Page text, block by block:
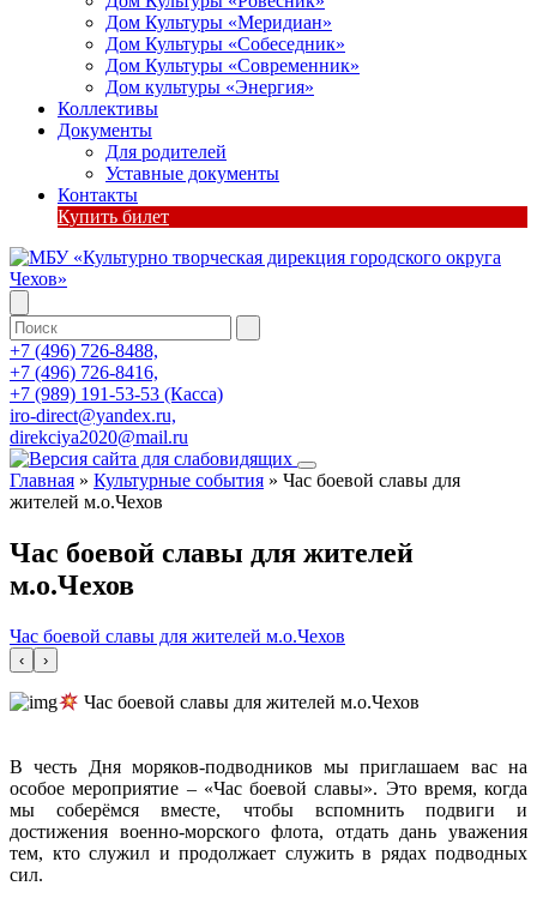
Дом Культуры «Меридиан»
Дом Культуры «Собеседник»
Дом Культуры «Современник»
Дом культуры «Энергия»
Коллективы
Документы
Для родителей
Уставные документы
Контакты
Купить билет
+7 (496) 726-8488,
+7 (496) 726-8416,
+7 (989) 191-53-53 (Касса)
iro-direct@yandex.ru,
direkciya2020@mail.ru
Главная » Культурные события » Час боевой славы для
жителей м.о.Чехов
Час боевой славы для жителей
м.о.Чехов
Час боевой славы для жителей м.о.Чехов
‹ ›
Час боевой славы для жителей м.о.Чехов
В честь Дня моряков-подводников мы приглашаем вас на
особое мероприятие – «Час боевой славы». Это время, когда
мы соберёмся вместе, чтобы вспомнить подвиги и
достижения военно-морского флота, отдать дань уважения
тем, кто служил и продолжает служить в рядах подводных
сил.